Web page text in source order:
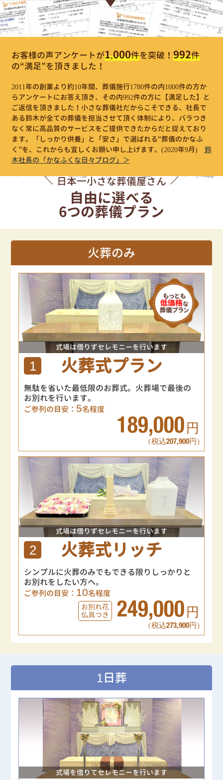
お客様の声アンケートが1,000件を突破！ 992件
の“満足”を頂きました！
2011年の創業より約10年間、葬儀施行1780件の内1000件の方か
らアンケートにお答え頂き、その内992件の方に【満足した】と
ご返信を頂きました！小さな葬儀社だからこそできる、社長で
ある鈴木が全ての葬儀を担当させて頂く体制により、バラつき
なく常に高品質のサービスをご提供できたからだと捉えており
ます。「しっかり供養」と「安さ」で選ばれる“葬儀のかなふ
く”を、これからも宜しくお願い申し上げます。 (2020年9月)
鈴
木社長の「かなふくな日々ブログ」＞
日本一小さな葬儀屋さん
自由に選べる
6つの葬儀プラン
火葬のみ
式場は借りずセレモニーを行います
1 火葬式プラン
無駄を省いた最低限のお葬式。火葬場で最後の
お別れを行います。
ご参列の目安： 5名程度
189,000 円
（税込207,900円）
式場は借りずセレモニーを行います
2 火葬式リッチ
シンプルに火葬のみでもできる限りしっかりと
お別れをしたい方へ。
ご参列の目安： 10名程度
お別れ花
仏具つき
249,000 円
（税込273,900円）
1日葬
式場を借りてセレモニーを行います